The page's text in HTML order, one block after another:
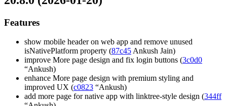
Features
show mobile header on web app and remove unused
isNativePlatform property (87c45 Ankush Jain)
improve More page design and fix login buttons (3c0d0
“Ankush)
enhance More page design with premium styling and
improved UX (c0823 “Ankush)
add more page for native app with linktree-style design (344ff